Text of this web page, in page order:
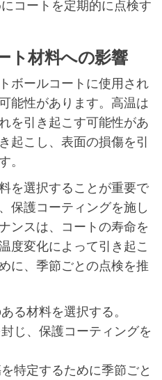
コートを定期的に点検す
ト材料への影響
ボールコートに使用され
能性があります。高温は
を引き起こす可能性があ
起こし、表面の損傷を引
。
を選択することが重要で
保護コーティングを施し
ンスは、コートの寿命を
度変化によって引き起こ
に、季節ごとの点検を推
る材料を選択する。
じ、保護コーティングを
特定するために季節ごと